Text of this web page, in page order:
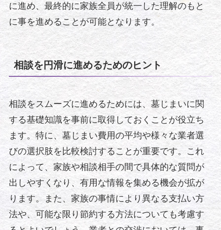
に進め、最終的に家族全員が統一した理解のもと
に事を進めることが可能となります。
相談を円滑に進めるためのヒント
相談をスムーズに進めるためには、墓じまいに関
する基礎知識を事前に取得しておくことが役立ち
ます。特に、墓じまい費用の平均や様々な業者選
びの選択肢を比較検討することが重要です。これ
によって、家族や相談相手の間で具体的な質問が
出しやすくなり、有用な情報を集める機会が拡が
ります。また、家族の事情により異なる支払い方
法や、可能な限り節約する方法についても考慮す